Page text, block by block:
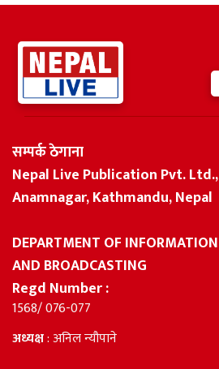
सम्पर्क ठेगाना
Nepal Live Publication Pvt. Ltd.,
Anamnagar, Kathmandu, Nepal
DEPARTMENT OF INFORMATION
AND BROADCASTING
Regd Number :
1568/ 076-077
अध्यक्ष: अनिल न्यौपाने